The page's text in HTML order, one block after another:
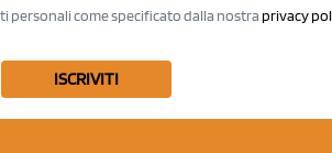
personali come specificato dalla nostra privacy
ISCRIVITI